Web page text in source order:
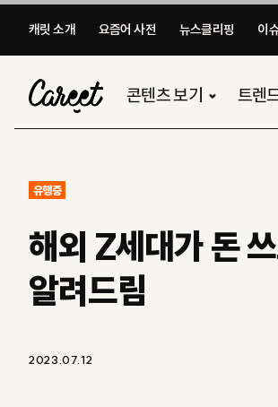
캐릿 소개 요즘어 사전 뉴스클리핑 이
콘텐츠 보기 트렌
유행중
해외 Z세대가 돈
알려드림
2023.07.12